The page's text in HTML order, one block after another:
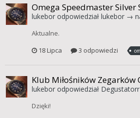
Omega Speedmaster Silver
lukeborodpowiedział lukebor→
Aktualne.
18 Lipca
3 odpowiedzi
Klub Miłośników Zegarków
lukeborodpowiedział
Dzięki!